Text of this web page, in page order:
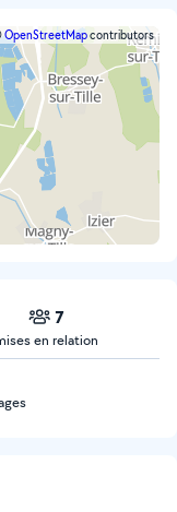
OpenStreetMapcontributors
7
en relation